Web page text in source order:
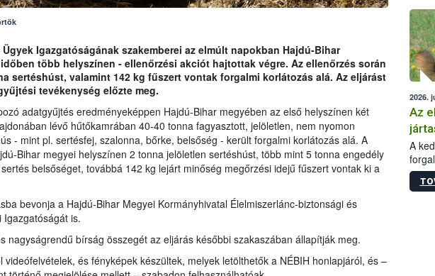
Ügyek Igazgatóságának szakemberei az elmúlt napokban Hajdú-Bihar
több helyszínen - ellenőrzési akciót hajtottak végre. Az ellenőrzés során
sertéshúst, valamint 142 kg fűszert vontak forgalmi korlátozás alá. Az eljárást
tevékenység előzte meg.
adatgyűjtés eredményeképpen Hajdú-Bihar megyében az első helyszínen két
lévő hűtőkamrában 40-40 tonna fagyasztott, jelöletlen, nem nyomon
- mint pl. sertésfej, szalonna, bőrke, belsőség - került forgalmi korlátozás alá. A
Bihar megyei helyszínen 2 tonna jelöletlen sertéshúst, több mint 5 tonna engedély
belsőséget, továbbá 142 kg lejárt minőség megőrzési idejű fűszert vontak ki a
bevonja a Hajdú-Bihar Megyei Kormányhivatal Élelmiszerlánc-biztonsági és
Igazgatóságát is.
nagyságrendű bírság összegét az eljárás későbbi szakaszában állapítják meg.
videófelvételek, és fényképek készültek, melyek letölthetők a NÉBIH honlapjáról, és –
2026.
Az
A